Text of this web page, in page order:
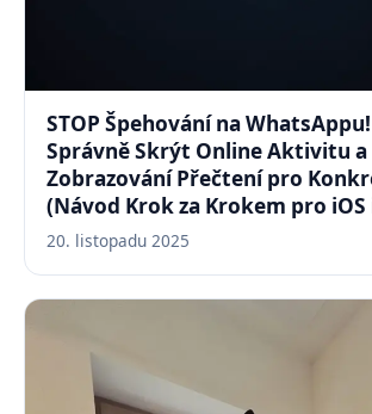
STOP Špehování na
Správně Skrýt Online Aktivitu a
Zobrazování Přečtení pro
(Návod Krok za Krokem pro
20. listopadu 2025